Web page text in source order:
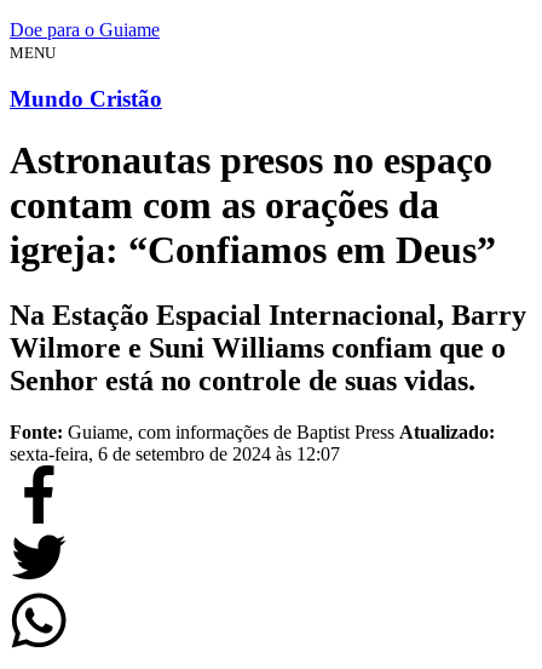
Doe para o Guiame
MENU
Mundo Cristão
Astronautas presos no espaço
contam com as orações da
igreja: “Confiamos em Deus”
Na Estação Espacial Internacional, Barry
Wilmore e Suni Williams confiam que o
Senhor está no controle de suas vidas.
Fonte: Guiame, com informações de Baptist Press Atualizado:
sexta-feira, 6 de setembro de 2024 às 12:07